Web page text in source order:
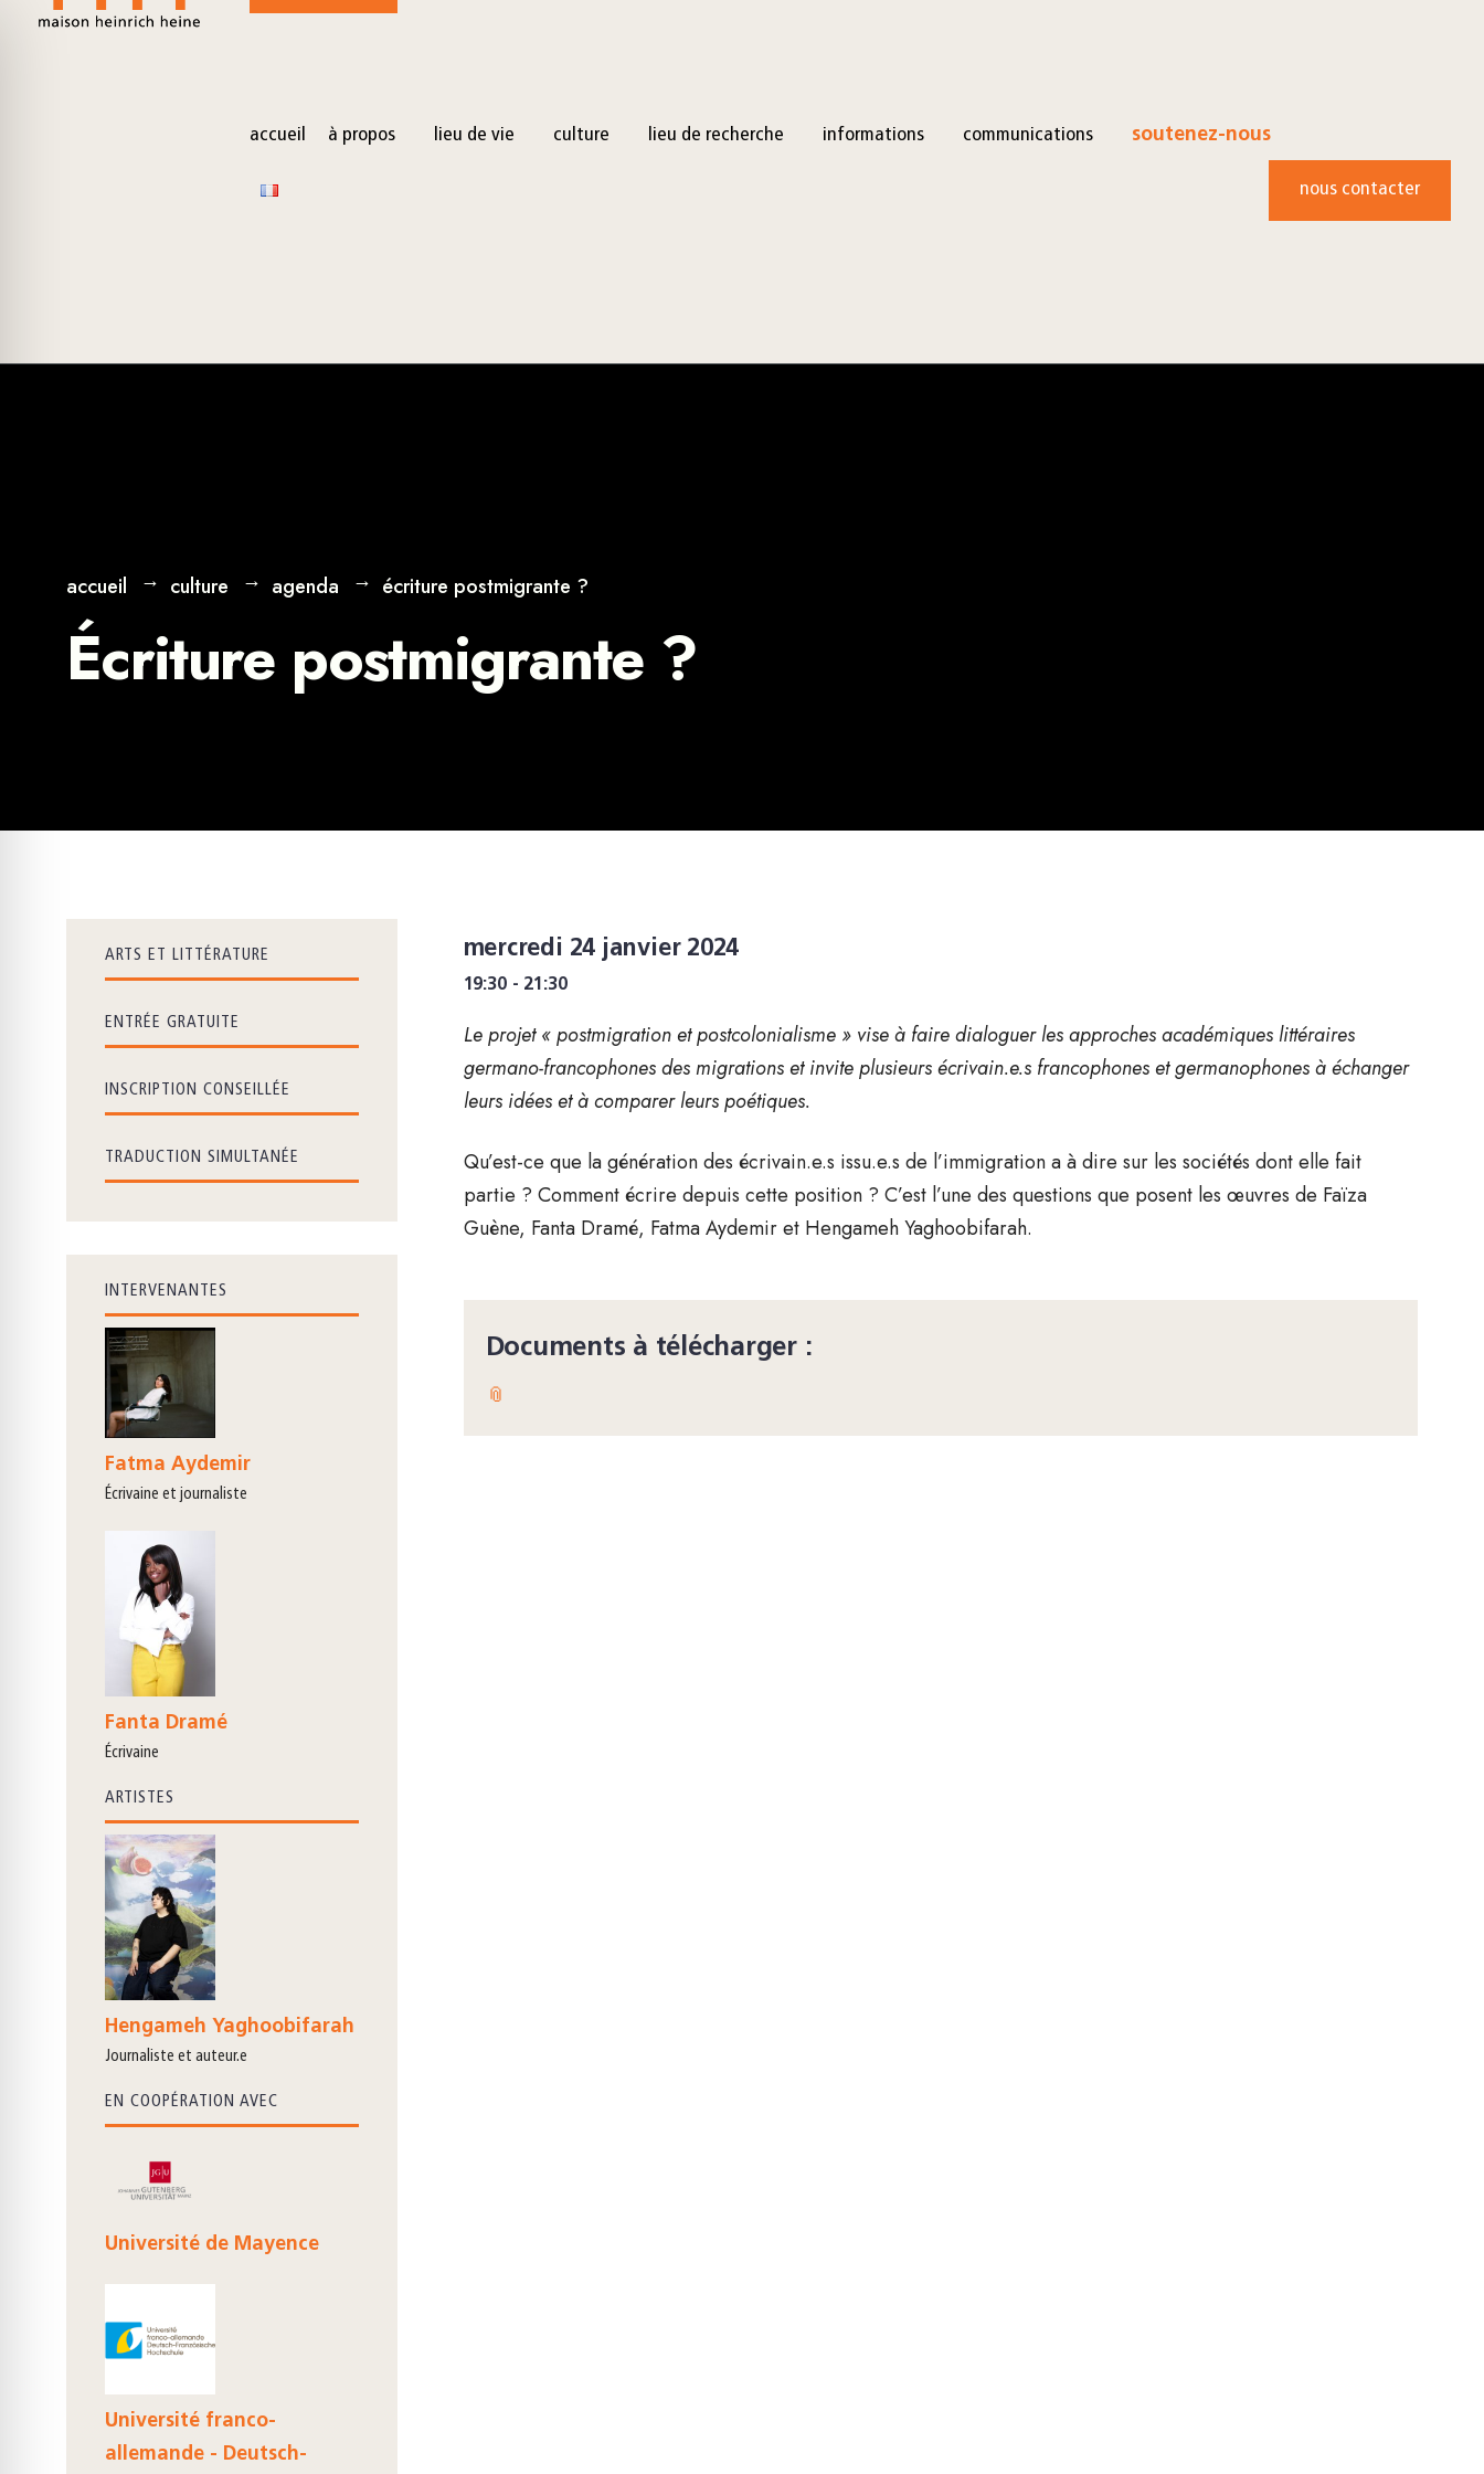
accueil à propos lieu de vie culture lieu de recherche informations communications soutenez-nous
nous contacter
accueil culture agenda écriture postmigrante ?
Écriture postmigrante ?
mercredi 24 janvier 2024
19:30 - 21:30
Le projet « postmigration et postcolonialisme » vise à faire dialoguer les approches académiques littéraires
germano-francophones des migrations et invite plusieurs écrivain.e.s francophones et germanophones à échanger
leurs idées et à comparer leurs poétiques.
Qu’est-ce que la génération des écrivain.e.s issu.e.s de l’immigration a à dire sur les sociétés dont elle fait
partie ? Comment écrire depuis cette position ? C’est l’une des questions que posent les œuvres de Faïza
Guène, Fanta Dramé, Fatma Aydemir et Hengameh Yaghoobifarah.
Documents à télécharger :
📎
ARTS ET LITTÉRATURE
ENTRÉE GRATUITE
INSCRIPTION CONSEILLÉE
TRADUCTION SIMULTANÉE
INTERVENANTES
Fatma Aydemir
écrivaine et journaliste
Fanta Dramé
écrivaine
ARTISTES
Hengameh Yaghoobifarah
journaliste et auteur.e
EN COOPÉRATION AVEC
Université de Mayence
Université franco-
allemande - Deutsch-